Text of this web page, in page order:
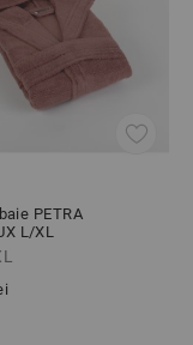
PETRA
L/XL